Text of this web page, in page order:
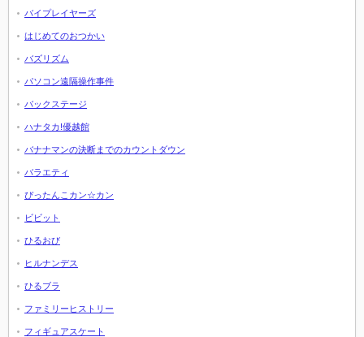
バイプレイヤーズ
はじめてのおつかい
バズリズム
パソコン遠隔操作事件
バックステージ
ハナタカ!優越館
バナナマンの決断までのカウントダウン
バラエティ
ぴったんこカン☆カン
ビビット
ひるおび
ヒルナンデス
ひるブラ
ファミリーヒストリー
フィギュアスケート